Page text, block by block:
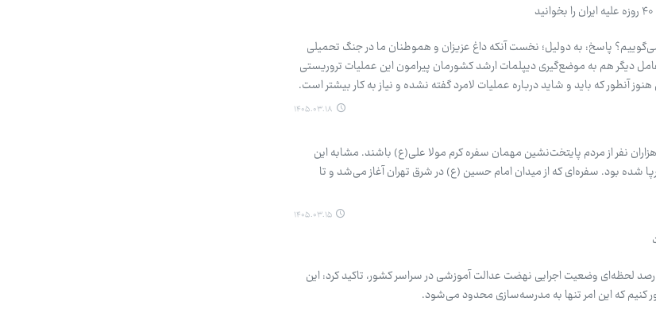
پاسخ: به دولیل؛ نخست آنکه داغ عزیزان و هموطنان ما در جنگ تحمیلی
دیگر هم به موضع‌گیری دیپلمات ارشد کشورمان پیرامون این عملیات تروریستی
آنطور که باید و شاید درباره عملیات لامرد گفته نشده و نیاز به کار بیشتر است.
۱۴۰۵.۰۳.۱۸
نفر از مردم پایتخت‌نشین مهمان سفره کرم مولا علی(ع) باشند. مشابه این
شده بود. سفره‌ای که از میدان امام حسین (ع) در شرق تهران آغاز می‌شد و تا
۱۴۰۵.۰۳.۱۵
لحظه‌ای وضعیت اجرایی نهضت عدالت آموزشی در سراسر کشور، تاکید کرد: این
که این امر تنها به مدرسه‌سازی محدود می‌شود.